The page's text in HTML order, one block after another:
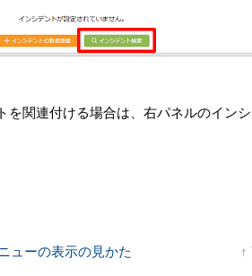
を関連付ける場合は、右パネルのイン
ューの表示の見かた ↑